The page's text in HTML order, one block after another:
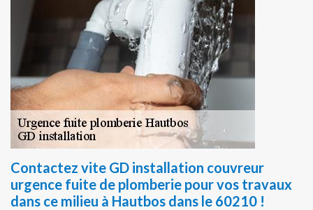
Contactez vite GD installation couvreur
urgence fuite de plomberie pour vos travaux
dans ce milieu à Hautbos dans le 60210 !